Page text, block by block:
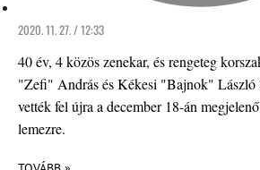
2020. 11. 27. / 12:33
40 év, 4 közös zenekar, és rengeteg
"Zefi" András és Kékesi "Bajnok" László
vették fel újra a december 18-án
lemezre.